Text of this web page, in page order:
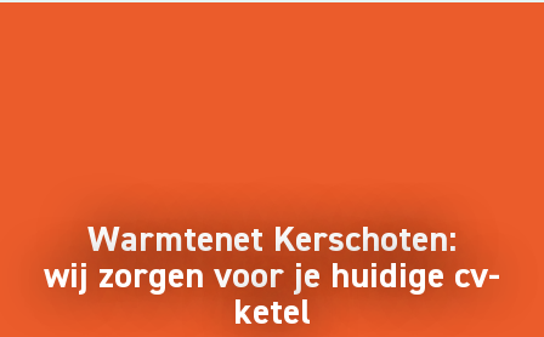
Warmtenet Kerschoten:
wij zorgen voor je huidige cv-
ketel